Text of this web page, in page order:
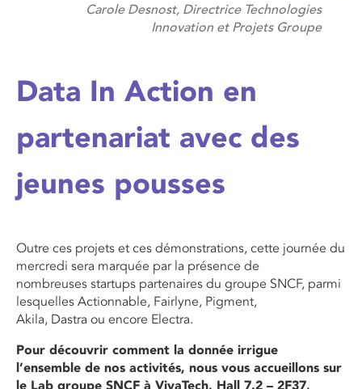
Carole Desnost, Directrice Technologies
Innovation et Projets Groupe
Data In Action en
partenariat avec des
jeunes pousses
Outre ces projets et ces démonstrations, cette journée du
mercredi sera marquée par la présence de
nombreuses startups partenaires du groupe SNCF, parmi
lesquelles Actionnable, Fairlyne, Pigment,
Akila, Dastra ou encore Electra.
Pour découvrir comment la donnée irrigue
l’ensemble de nos activités, nous vous accueillons sur
le Lab groupe SNCF à VivaTech, Hall 7.2 – 2F37,